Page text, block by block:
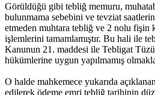
Görüldüğü gibi tebliğ memuru,
bulunmama sebebini ve tevziat
etmeden muhtara tebliğ ve 2 nolu fişin
işlemlerini tamamlamıştır. Bu hali ile
Kanunun 21. maddesi ile Tebligat
hükümlerine uygun yapılmamış
O halde mahkemece yukarıda
edilerek ödeme emri tebliğ tarihinin